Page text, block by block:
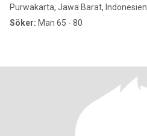
Purwakarta, Jawa Barat, Indonesien
Söker: Man 65 - 80